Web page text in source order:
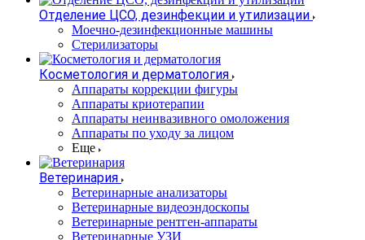
Отделение ЦСО, дезинфекции и утилизации
Моечно-дезинфекционные машины
Стерилизаторы
Косметология и дерматология
Аппараты коррекции фигуры
Аппараты криотерапии
Аппараты неинвазивного омоложения
Аппараты по уходу за лицом
Еще
Ветеринария
Ветеринарные анализаторы
Ветеринарные видеоэндоскопы
Ветеринарные рентген-аппараты
Ветеринарные УЗИ